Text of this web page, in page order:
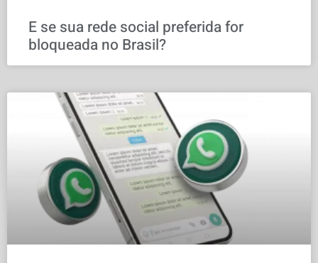
E se sua rede social preferida for
bloqueada no Brasil?